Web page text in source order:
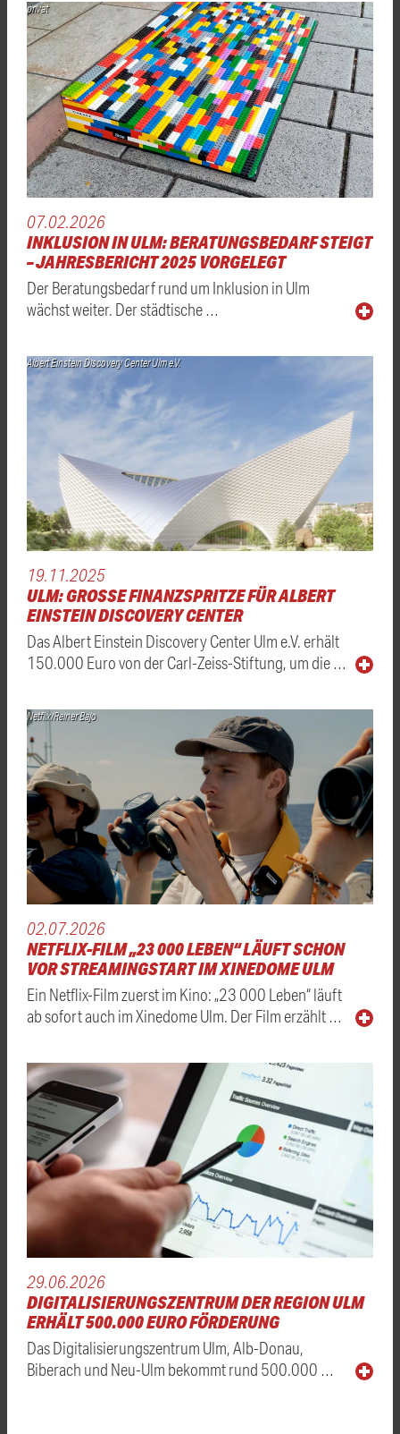
privat
07.02.2026
INKLUSION IN ULM: BERATUNGSBEDARF STEIGT
– JAHRESBERICHT 2025 VORGELEGT
Der Beratungsbedarf rund um Inklusion in Ulm
wächst weiter. Der städtische …
Albert Einstein Discovery Center Ulm e.V.
19.11.2025
ULM: GROSSE FINANZSPRITZE FÜR ALBERT E
INSTEIN DISCOVERY CENTER
Das Albert Einstein Discovery Center Ulm e.V. erhält
150.000 Euro von der Carl-Zeiss-Stiftung, um die …
Netflix/Reiner Bajo
02.07.2026
NETFLIX-FILM „23 000 LEBEN“ LÄUFT SCHON
VOR STREAMINGSTART IM XINEDOME ULM
Ein Netflix-Film zuerst im Kino: „23 000 Leben“ läuft
ab sofort auch im Xinedome Ulm. Der Film erzählt …
29.06.2026
DIGITALISIERUNGSZENTRUM DER REGION ULM
ERHÄLT 500.000 EURO FÖRDERUNG
Das Digitalisierungszentrum Ulm, Alb-Donau,
Biberach und Neu-Ulm bekommt rund 500.000 …